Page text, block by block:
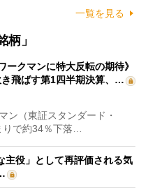
一覧を見る
」
ークマンに特大反転の期待》
飛ばす第1四半期決算、…
（東証スタンダード・
で約34％下落…
主役」として再評価される気